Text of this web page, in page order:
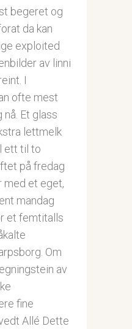
begeret og
da kan
exploited
av linni
I
ofte mest
Et glass
lettmelk
ett til to
på fredag
med et eget,
mandag
et femtitalls
Om
av
fine
Allé Dette